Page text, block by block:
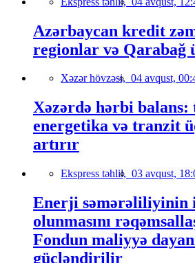
Azərbaycan kredit
regionlar və Qarabağ
Xəzər hövzəsi, 04 avqust,
Xəzərdə hərbi balans:
energetika və tranzit
artırır
Ekspress təhlil, 03 avqust,
Enerji səmərəliliyinin
olunmasını
Fondun maliyyə
gücləndirilir